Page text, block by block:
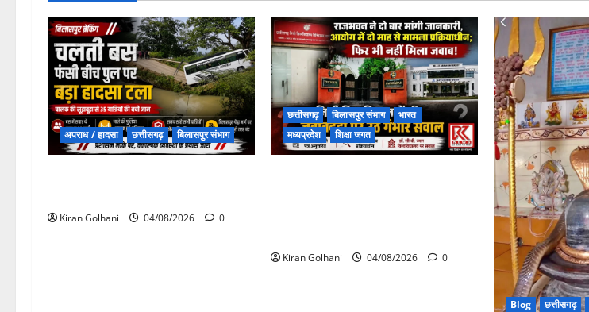
अपराध / हादसा छत्तीसगढ़ बिलासपुर संभाग
Kiran Golhani 04/08/2026 0
छत्तीसगढ़ बिलासपुर संभाग
भारत
मध्यप्रदेश
शिक्षा जगत
Kiran Golhani 04/08/2026 0
Blog छत्तीसगढ़